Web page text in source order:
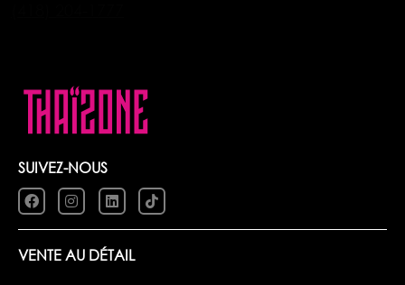
SUIVEZ-NOUS
VENTE AU DÉTAIL